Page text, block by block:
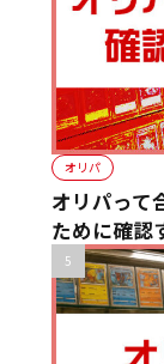
オリパ
オリパって
ために確認